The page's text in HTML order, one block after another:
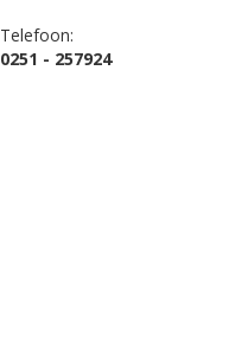
Telefoon:
0251 - 257924